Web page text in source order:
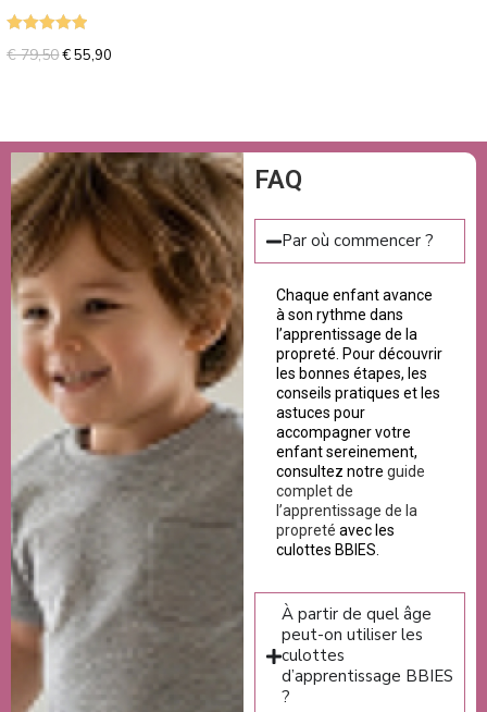
€79,50€55,90
FAQ
Par où commencer ?
Chaque enfant avance
à son rythme dans
l’apprentissage de la
propreté. Pour découvrir
les bonnes étapes, les
conseils pratiques et les
astuces pour
accompagner votre
enfant sereinement,
consultez notre guide
complet de
l’apprentissage de la
propreté avec les
culottes BBIES.
À partir de quel âge
peut-on utiliser les
culottes
d’apprentissage BBIES
?